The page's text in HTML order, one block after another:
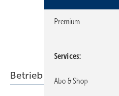
Betrieb + Organisation
Premium
Services
Abo & Shop